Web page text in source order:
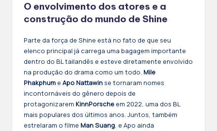
O envolvimento dos atores e a
construção do mundo de Shine
Parte da força de Shine está no fato de que seu
elenco principal já carrega uma bagagem importante
dentro do BL tailandês e esteve diretamente envolvido
na produção do drama como um todo. Mile
Phakphum e Apo Nattawin se tornaram nomes
incontornáveis do gênero depois de
protagonizarem KinnPorsche em 2022, uma dos BL
mais populares dos últimos anos. Juntos, também
estrelaram o filme Man Suang, e Apo ainda